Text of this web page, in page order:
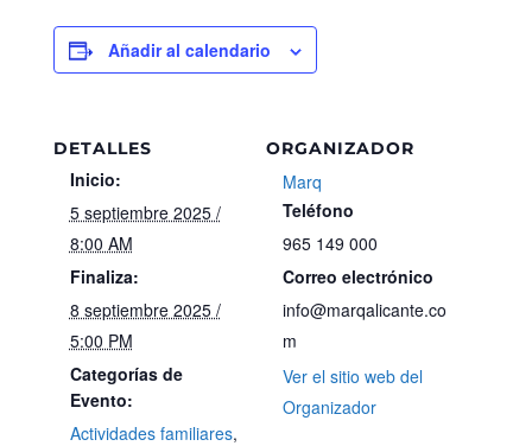
Añadir al calendario
DETALLES
Inicio:
5 septiembre 2025 /
8:00 AM
Finaliza:
8 septiembre 2025 /
5:00 PM
Categorías de
Evento:
Actividades familiares,
ORGANIZADOR
Marq
Teléfono
965 149 000
Correo electrónico
info@marqalicante.co
m
Ver el sitio web del
Organizador